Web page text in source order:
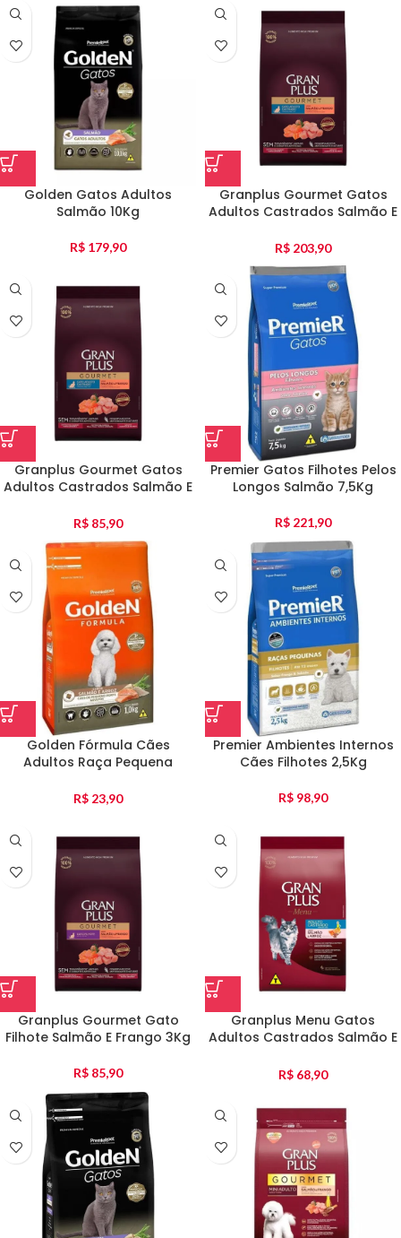
Golden Gatos Adultos
Salmão 10Kg
R$ 179,90
Granplus Gourmet Gatos
Adultos Castrados Salmão E
R$ 203,90
Granplus Gourmet Gatos
Adultos Castrados Salmão E
R$ 85,90
Premier Gatos Filhotes Pelos
Longos Salmão 7,5Kg
R$ 221,90
Golden Fórmula Cães
Adultos Raça Pequena
R$ 23,90
Premier Ambientes Internos
Cães Filhotes 2,5Kg
R$ 98,90
Granplus Gourmet Gato
Filhote Salmão E Frango 3Kg
R$ 85,90
Granplus Menu Gatos
Adultos Castrados Salmão E
R$ 68,90